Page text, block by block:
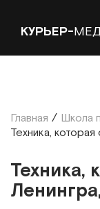
КУРЬЕР-
Главная / Школа
Техника,
Техника,